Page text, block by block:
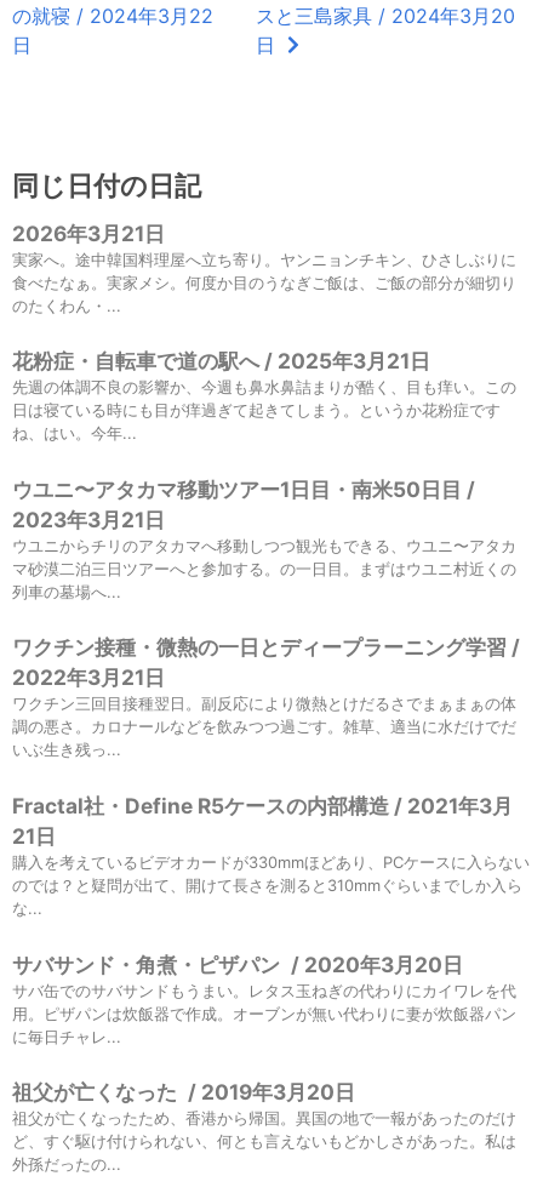
の就寝 / 2024年3月22
日
スと三島家具 / 2024年3月20
日
同じ日付の日記
2026年3月21日
実家へ。途中韓国料理屋へ立ち寄り。ヤンニョンチキン、ひさしぶりに
食べたなぁ。実家メシ。何度か目のうなぎご飯は、ご飯の部分が細切り
のたくわん・...
花粉症・自転車で道の駅へ / 2025年3月21日
先週の体調不良の影響か、今週も鼻水鼻詰まりが酷く、目も痒い。この
日は寝ている時にも目が痒過ぎて起きてしまう。というか花粉症です
ね、はい。今年...
ウユニ〜アタカマ移動ツアー1日目・南米50日目 /
2023年3月21日
ウユニからチリのアタカマへ移動しつつ観光もできる、ウユニ〜アタカ
マ砂漠二泊三日ツアーへと参加する。の一日目。まずはウユニ村近くの
列車の墓場へ...
ワクチン接種・微熱の一日とディープラーニング学習 /
2022年3月21日
ワクチン三回目接種翌日。副反応により微熱とけだるさでまぁまぁの体
調の悪さ。カロナールなどを飲みつつ過ごす。雑草、適当に水だけでだ
いぶ生き残っ...
Fractal社・Define R5ケースの内部構造 / 2021年3月
21日
購入を考えているビデオカードが330mmほどあり、PCケースに入らない
のでは？と疑問が出て、開けて長さを測ると310mmぐらいまでしか入ら
な...
サバサンド・角煮・ピザパン / 2020年3月20日
サバ缶でのサバサンドもうまい。レタス玉ねぎの代わりにカイワレを代
用。ピザパンは炊飯器で作成。オーブンが無い代わりに妻が炊飯器パン
に毎日チャレ...
祖父が亡くなった / 2019年3月20日
祖父が亡くなったため、香港から帰国。異国の地で一報があったのだけ
ど、すぐ駆け付けられない、何とも言えないもどかしさがあった。私は
外孫だったの...